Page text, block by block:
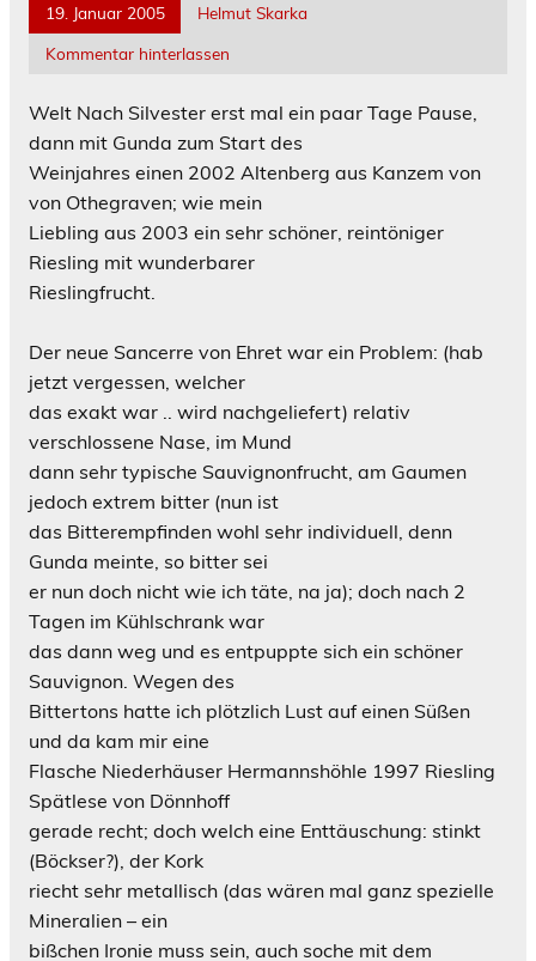
19. Januar 2005
Helmut Skarka
Kommentar hinterlassen
Welt Nach Silvester erst mal ein paar Tage Pause,
dann mit Gunda zum Start des
Weinjahres einen 2002 Altenberg aus Kanzem von
von Othegraven; wie mein
Liebling aus 2003 ein sehr schöner, reintöniger
Riesling mit wunderbarer
Rieslingfrucht.
Der neue Sancerre von Ehret war ein Problem: (hab
jetzt vergessen, welcher
das exakt war .. wird nachgeliefert) relativ
verschlossene Nase, im Mund
dann sehr typische Sauvignonfrucht, am Gaumen
jedoch extrem bitter (nun ist
das Bitterempfinden wohl sehr individuell, denn
Gunda meinte, so bitter sei
er nun doch nicht wie ich täte, na ja); doch nach 2
Tagen im Kühlschrank war
das dann weg und es entpuppte sich ein schöner
Sauvignon. Wegen des
Bittertons hatte ich plötzlich Lust auf einen Süßen
und da kam mir eine
Flasche Niederhäuser Hermannshöhle 1997 Riesling
Spätlese von Dönnhoff
gerade recht; doch welch eine Enttäuschung: stinkt
(Böckser?), der Kork
riecht sehr metallisch (das wären mal ganz spezielle
Mineralien – ein
bißchen Ironie muss sein, auch soche mit dem